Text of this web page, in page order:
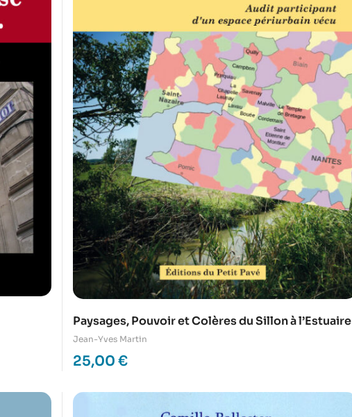
Paysages, Pouvoir et Colères du Sillon à l’Estuaire
Jean-Yves Martin
25,00 €